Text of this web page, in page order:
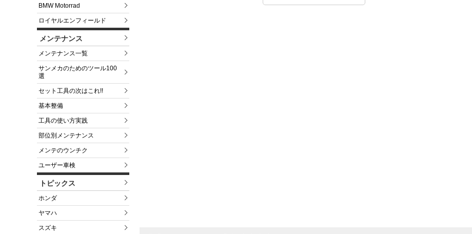
BMW Motorrad
ロイヤルエンフィールド
メンテナンス
メンテナンス一覧
サンメカのためのツール100
選
セット工具の次はこれ!!
基本整備
工具の使い方実践
部位別メンテナンス
メンテのウンチク
ユーザー車検
トピックス
ホンダ
ヤマハ
スズキ